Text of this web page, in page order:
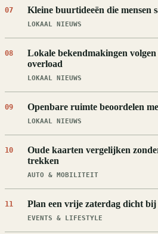
07 Kleine buurtideeën die mensen
LOKAAL NIEUWS
08
Lokale bekendmakingen
overload
LOKAAL NIEUWS
09 Openbare ruimte beoordelen
LOKAAL NIEUWS
10
Oude kaarten vergelijken
trekken
AUTO & MOBILITEIT
11 Plan een vrije zaterdag dicht bij
EVENTS & LIFESTYLE